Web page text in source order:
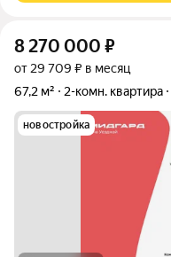
8 270 000 ₽
от 29 709 ₽ в месяц
67,2 м²
2-комн. квартира
новостройка